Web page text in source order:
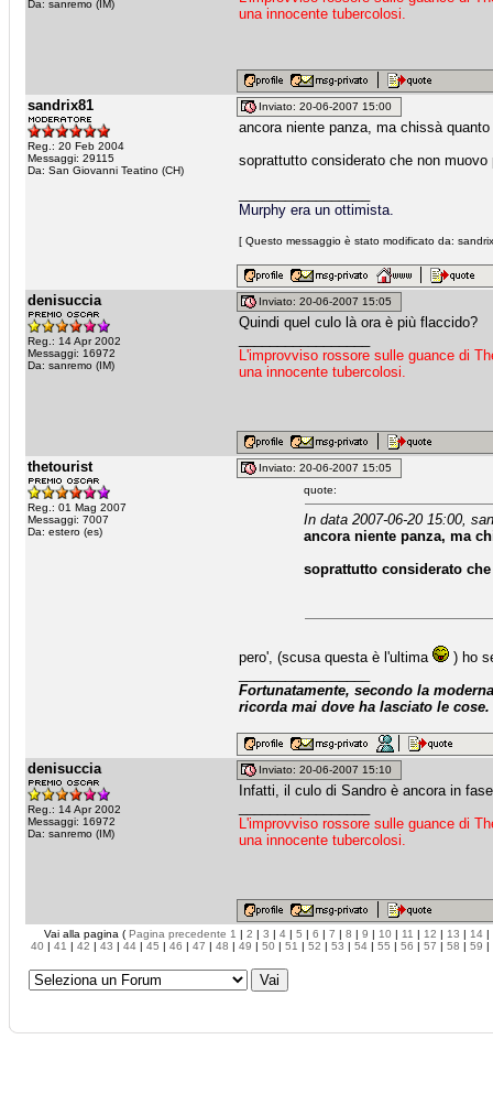
Da: sanremo (IM)
una innocente tubercolosi.
sandrix81
Reg.: 20 Feb 2004
Messaggi: 29115
Da: San Giovanni Teatino (CH)
Inviato: 20-06-2007 15:00
ancora niente panza, ma chissà
soprattutto considerato che non
Murphy era un ottimista.
[ Questo messaggio è stato modificato da:
denisuccia
Reg.: 14 Apr 2002
Messaggi: 16972
Da: sanremo (IM)
Inviato: 20-06-2007 15:05
Quindi quel culo là ora è più flaccido?
L'improvviso rossore sulle guance di
una innocente tubercolosi.
thetourist
Reg.: 01 Mag 2007
Messaggi: 7007
Da: estero (es)
Inviato: 20-06-2007 15:05
quote:
In data 2007-06-20 15:00,
ancora niente panza, ma
soprattutto considerato
pero', (scusa questa è l'ultima
) ho
Fortunatamente, secondo la
ricorda mai dove ha lasciato le cose.
denisuccia
Reg.: 14 Apr 2002
Messaggi: 16972
Da: sanremo (IM)
Inviato: 20-06-2007 15:10
Infatti, il culo di Sandro è ancora in
L'improvviso rossore sulle guance di
una innocente tubercolosi.
Vai alla pagina ( Pagina precedente 1 | 2 | 3 | 4 | 5 | 6 | 7 | 8 | 9 | 10 | 11 | 12 | 13 | 14 |
40 | 41 | 42 | 43 | 44 | 45 | 46 | 47 | 48 | 49 | 50 | 51 | 52 | 53 | 54 | 55 | 56 | 57 | 58 | 59 |